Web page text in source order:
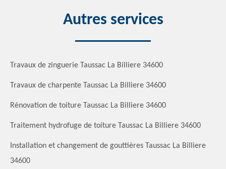
Autres services
Travaux de zinguerie Taussac La Billiere 34600
Travaux de charpente Taussac La Billiere 34600
Rénovation de toiture Taussac La Billiere 34600
Traitement hydrofuge de toiture Taussac La Billiere 34600
Installation et changement de gouttières Taussac La Billiere
34600